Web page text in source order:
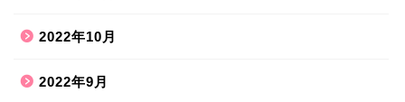
2022年10月
2022年9月